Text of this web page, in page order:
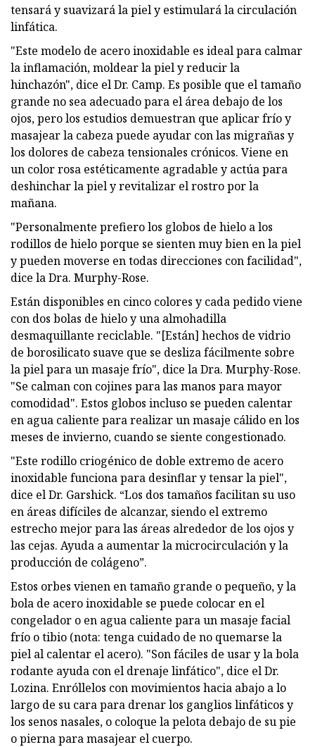
tensará y suavizará la piel y estimulará la circulación
linfática.
"Este modelo de acero inoxidable es ideal para calmar
la inflamación, moldear la piel y reducir la
hinchazón", dice el Dr. Camp. Es posible que el tamaño
grande no sea adecuado para el área debajo de los
ojos, pero los estudios demuestran que aplicar frío y
masajear la cabeza puede ayudar con las migrañas y
los dolores de cabeza tensionales crónicos. Viene en
un color rosa estéticamente agradable y actúa para
deshinchar la piel y revitalizar el rostro por la
mañana.
"Personalmente prefiero los globos de hielo a los
rodillos de hielo porque se sienten muy bien en la piel
y pueden moverse en todas direcciones con facilidad",
dice la Dra. Murphy-Rose.
Están disponibles en cinco colores y cada pedido viene
con dos bolas de hielo y una almohadilla
desmaquillante reciclable. "[Están] hechos de vidrio
de borosilicato suave que se desliza fácilmente sobre
la piel para un masaje frío", dice la Dra. Murphy-Rose.
"Se calman con cojines para las manos para mayor
comodidad". Estos globos incluso se pueden calentar
en agua caliente para realizar un masaje cálido en los
meses de invierno, cuando se siente congestionado.
"Este rodillo criogénico de doble extremo de acero
inoxidable funciona para desinflar y tensar la piel",
dice el Dr. Garshick. “Los dos tamaños facilitan su uso
en áreas difíciles de alcanzar, siendo el extremo
estrecho mejor para las áreas alrededor de los ojos y
las cejas. Ayuda a aumentar la microcirculación y la
producción de colágeno”.
Estos orbes vienen en tamaño grande o pequeño, y la
bola de acero inoxidable se puede colocar en el
congelador o en agua caliente para un masaje facial
frío o tibio (nota: tenga cuidado de no quemarse la
piel al calentar el acero). "Son fáciles de usar y la bola
rodante ayuda con el drenaje linfático", dice el Dr.
Lozina. Enróllelos con movimientos hacia abajo a lo
largo de su cara para drenar los ganglios linfáticos y
los senos nasales, o coloque la pelota debajo de su pie
o pierna para masajear el cuerpo.